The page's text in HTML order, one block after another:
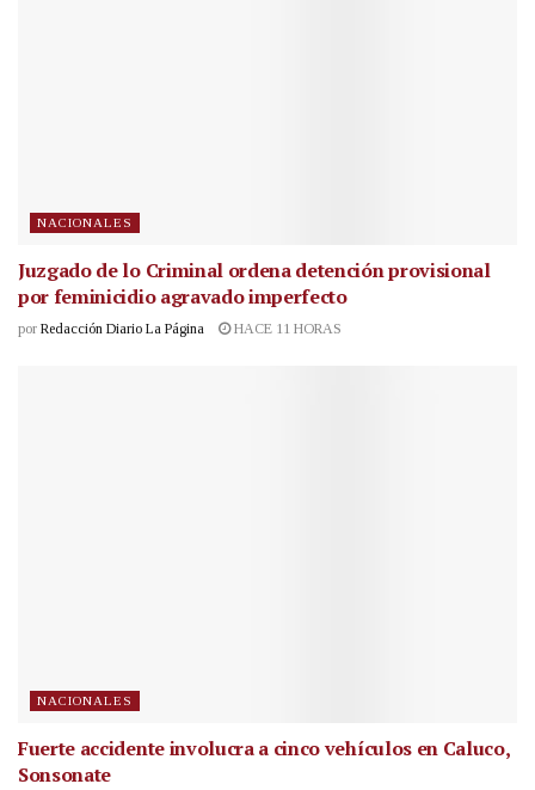
NACIONALES
Juzgado de lo Criminal ordena detención provisional
por feminicidio agravado imperfecto
por Redacción Diario La Página HACE 11 HORAS
NACIONALES
Fuerte accidente involucra a cinco vehículos en Caluco,
Sonsonate